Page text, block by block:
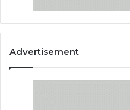
Advertisement